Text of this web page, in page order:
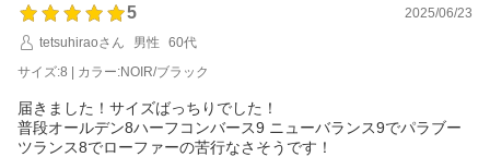
5
2025/06/23
tetsuhiraoさん
男性
60代
サイズ:8 | カラー:NOIR/ブラック
届きました！サイズばっちりでした！
普段オールデン8ハーフコンバース9 ニューバランス9でパラブー
ツランス8でローファーの苦行なさそうです！